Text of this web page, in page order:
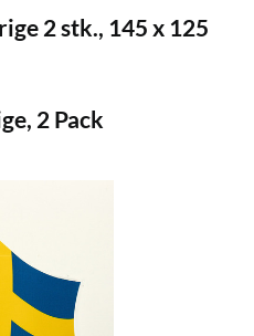
2 stk., 145 x 125
2 Pack